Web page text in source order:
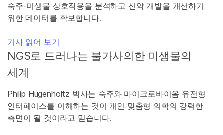
숙주-미생물 상호작용을 분석하고 신약 개발을 개선하기
위한 데이터를 확보합니다.
기사 읽어 보기
NGS로 드러나는 불가사의한 미생물의
세계
Philip Hugenholtz 박사는 숙주와 마이크로바이옴 유전형
인터페이스를 이해하는 것이 개인 맞춤형 의학의 강력한
측면이 될 것이라고 믿습니다.